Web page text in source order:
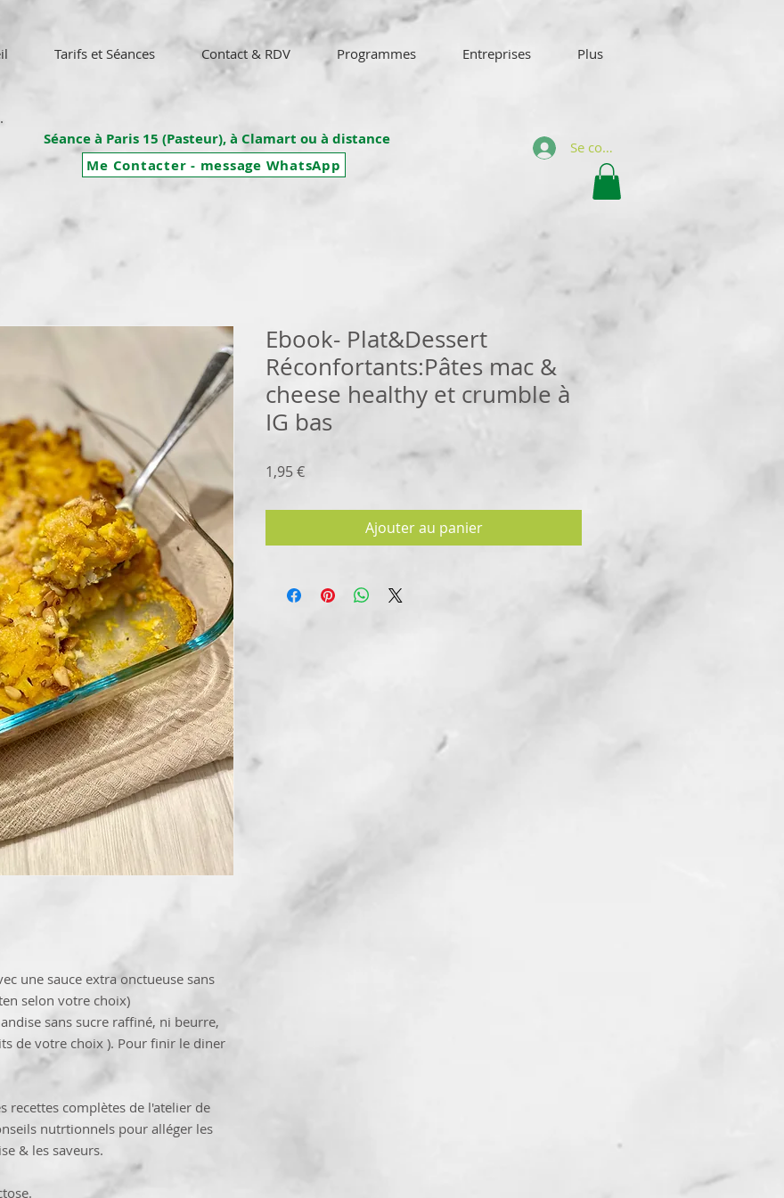
Tarifs et Séances Contact & RDV Programmes Entreprises Plus
Séance à Paris 15 (Pasteur), à Clamart ou à distance
Me Contacter - message WhatsApp
Se connecter
une sauce extra onctueuse sans
selon votre choix)
sans sucre raffiné, ni beurre,
de votre choix ). Pour finir le diner
recettes complètes de l'atelier de
nutrtionnels pour alléger les
& les saveurs.
Ebook- Plat&Dessert
Réconfortants:Pâtes mac &
cheese healthy et crumble à
IG bas
1,95 €Prix
Ajouter au panier